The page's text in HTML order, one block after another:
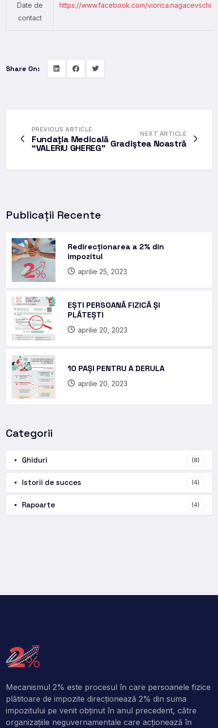
Date de
contact
https://www.facebook.com/viorica.nagacevschi
Share On:
PREVIOUS ARTICLE
Fundaţia Medicală
“VALERIU GHEREG”
NEXT ARTICLE
Gradiştea Noastră
Publicații Recente
Redirecționarea a 2% din
impozitul
aprilie 25, 2023
EȘTI PERSOANĂ FIZICĂ ȘI
PLĂTEȘTI
aprilie 20, 2023
10 PAȘI PENTRU A DERULA
aprilie 20, 2023
Categorii
Ghiduri (8)
Istorii de succes (4)
Rapoarte (4)
Mecanismul 2% este procesul în care persoanele fizice
plătitoare de impozite direcţionează 2% din suma
impozitului pe venit obţinut în anul precedent, către
organizaţiile neguvernamentale care acţionează în